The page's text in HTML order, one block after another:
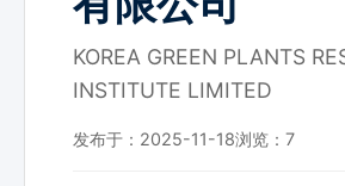
KOREA GREEN PLANTS
INSTITUTE LIMITED
发布于：2025-11-18浏览： 7